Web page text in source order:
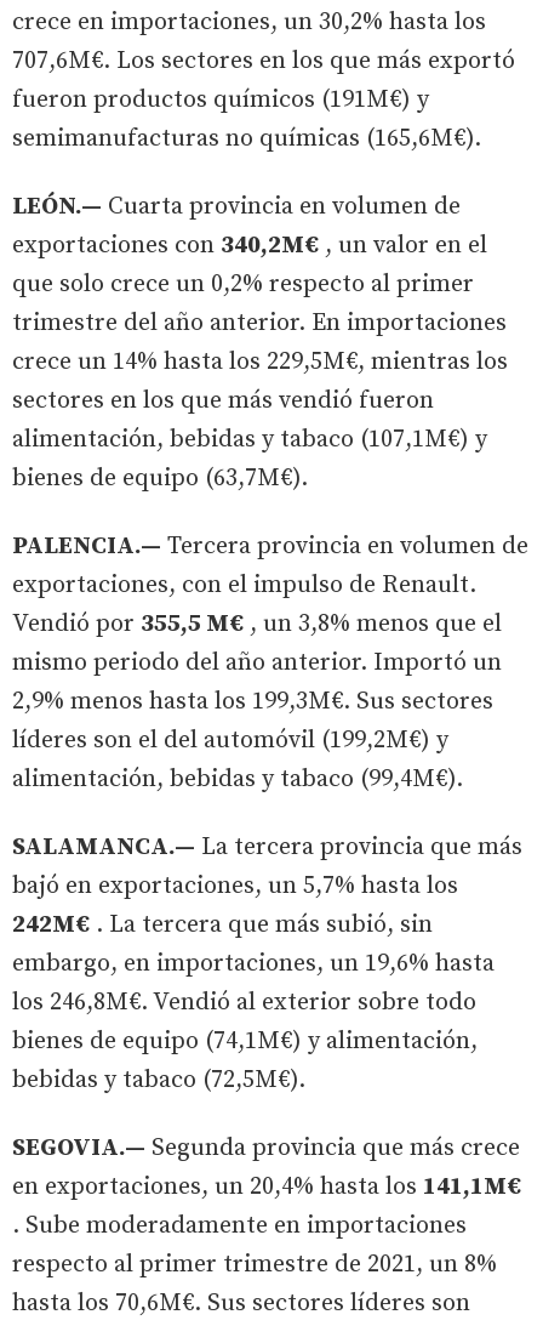
crece en importaciones, un 30,2% hasta los
707,6M€. Los sectores en los que más exportó
fueron productos químicos (191M€) y
semimanufacturas no químicas (165,6M€).
LEÓN.— Cuarta provincia en volumen de
exportaciones con 340,2M€ , un valor en el
que solo crece un 0,2% respecto al primer
trimestre del año anterior. En importaciones
crece un 14% hasta los 229,5M€, mientras los
sectores en los que más vendió fueron
alimentación, bebidas y tabaco (107,1M€) y
bienes de equipo (63,7M€).
PALENCIA.— Tercera provincia en volumen de
exportaciones, con el impulso de Renault.
Vendió por 355,5 M€ , un 3,8% menos que el
mismo periodo del año anterior. Importó un
2,9% menos hasta los 199,3M€. Sus sectores
líderes son el del automóvil (199,2M€) y
alimentación, bebidas y tabaco (99,4M€).
SALAMANCA.— La tercera provincia que más
bajó en exportaciones, un 5,7% hasta los
242M€ . La tercera que más subió, sin
embargo, en importaciones, un 19,6% hasta
los 246,8M€. Vendió al exterior sobre todo
bienes de equipo (74,1M€) y alimentación,
bebidas y tabaco (72,5M€).
SEGOVIA.— Segunda provincia que más crece
en exportaciones, un 20,4% hasta los 141,1M€
. Sube moderadamente en importaciones
respecto al primer trimestre de 2021, un 8%
hasta los 70,6M€. Sus sectores líderes son